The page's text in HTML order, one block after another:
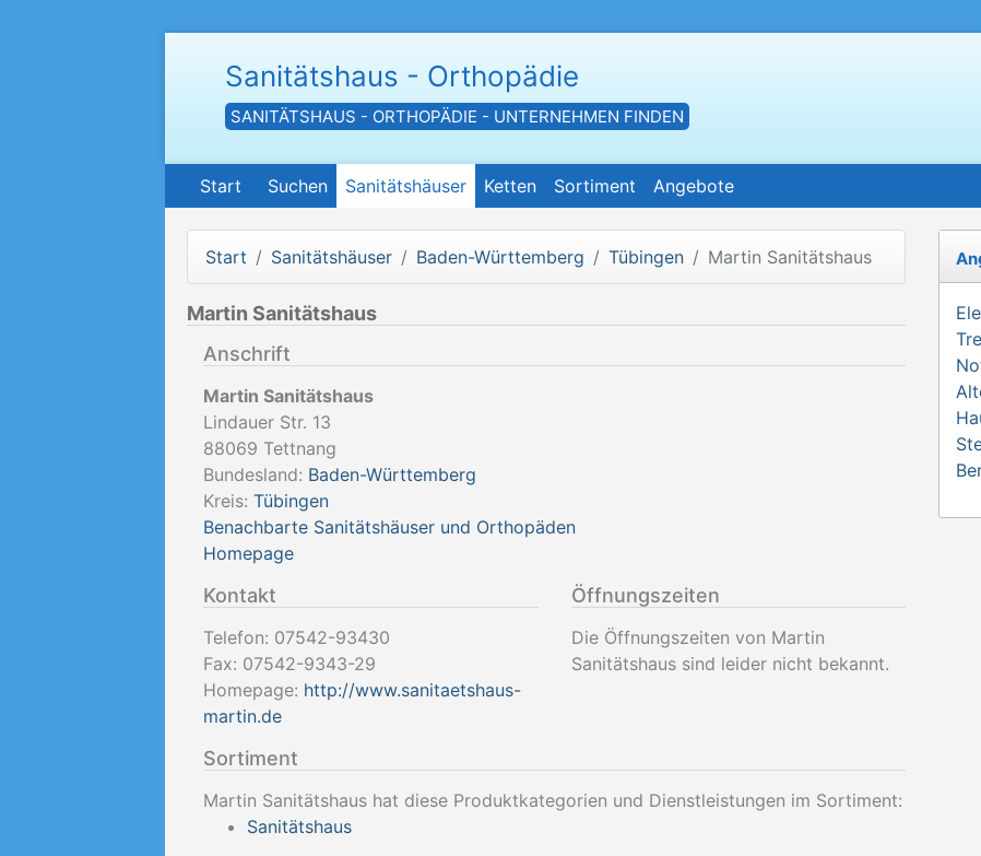
Sanitätshaus - Orthopädie
SANITÄTSHAUS - ORTHOPÄDIE - UNTERNEHMEN FINDEN
Start Suchen Sanitätshäuser Ketten Sortiment Angebote
Start Sanitätshäuser Baden-Württemberg Tübingen Martin Sanitätshaus
Martin Sanitätshaus
Anschrift
Martin Sanitätshaus
Lindauer Str. 13
88069 Tettnang
Bundesland: Baden-Württemberg
Kreis: Tübingen
Benachbarte Sanitätshäuser und Orthopäden
Homepage
Kontakt
Telefon: 07542-93430
Fax: 07542-9343-29
Homepage: http://www.sanitaetshaus-
martin.de
Öffnungszeiten
Die Öffnungszeiten von Martin
Sanitätshaus sind leider nicht bekannt.
Sortiment
Martin Sanitätshaus hat diese Produktkategorien und Dienstleistungen im Sortiment:
Sanitätshaus